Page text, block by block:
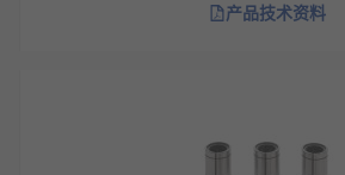
产品技术资料